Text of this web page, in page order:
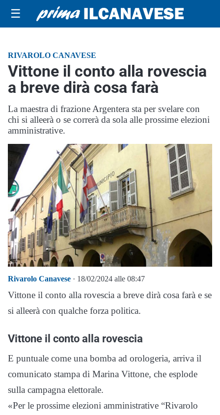
☰
RIVAROLO CANAVESE
Vittone il conto alla rovescia
a breve dirà cosa farà
La maestra di frazione Argentera sta per svelare con
chi si alleerà o se correrà da sola alle prossime elezioni
amministrative.
Rivarolo Canavese · 18/02/2024 alle 08:47
Vittone il conto alla rovescia a breve dirà cosa farà e se
si alleerà con qualche forza politica.
Vittone il conto alla rovescia
E puntuale come una bomba ad orologeria, arriva il
comunicato stampa di Marina Vittone, che esplode
sulla campagna elettorale.
«Per le prossime elezioni amministrative “Rivarolo